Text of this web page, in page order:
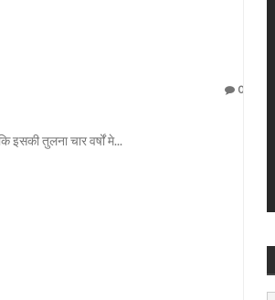
0
इसकी तुलना चार वर्षों मे...